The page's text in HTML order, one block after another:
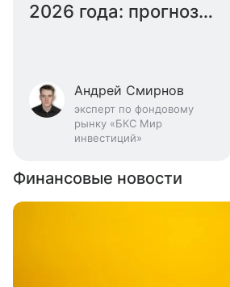
2026 года: прогноз
Андрей Смирнов
эксперт по фондовому
рынку «БКС Мир
инвестиций»
Финансовые новости